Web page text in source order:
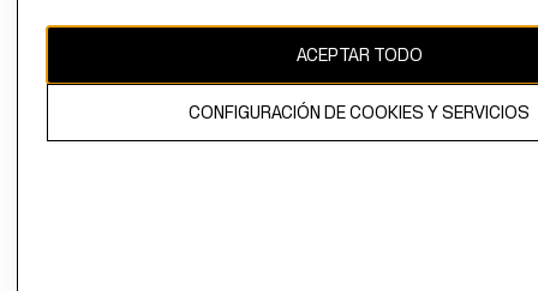
CAMBIAR REGIÓN
ACEPTAR TODO
CONFIGURACIÓN DE COOKIES Y SERVICIOS